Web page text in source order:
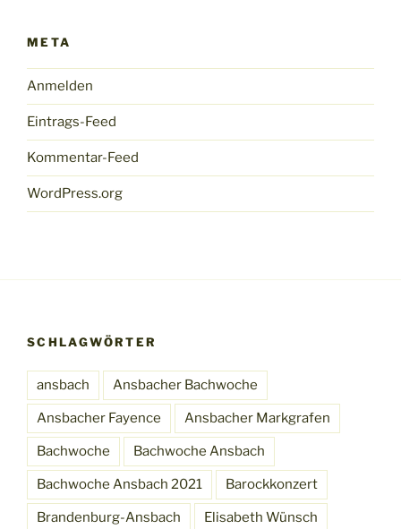
META
Anmelden
Eintrags-Feed
Kommentar-Feed
WordPress.org
SCHLAGWÖRTER
ansbach Ansbacher Bachwoche
Ansbacher Fayence Ansbacher Markgrafen
Bachwoche Bachwoche Ansbach
Bachwoche Ansbach 2021 Barockkonzert
Brandenburg-Ansbach Elisabeth Wünsch